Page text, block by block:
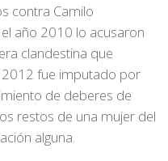
contra Camilo
año 2010 lo acusaron
clandestina que
fue imputado por
de deberes de
restos de una mujer del
alguna.